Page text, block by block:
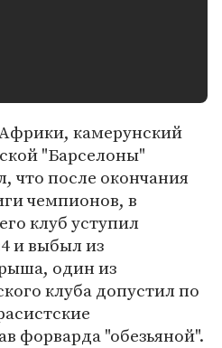
камерунский
"Барселоны"
что после окончания
чемпионов, в
клуб уступил
и выбыл из
один из
клуба допустил по
форварда "обезьяной".